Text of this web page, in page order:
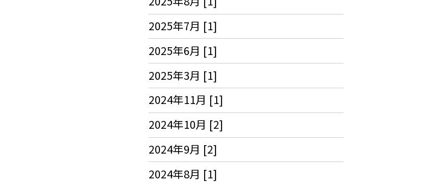
2025年7月 [1]
2025年6月 [1]
2025年3月 [1]
2024年11月 [1]
2024年10月 [2]
2024年9月 [2]
2024年8月 [1]